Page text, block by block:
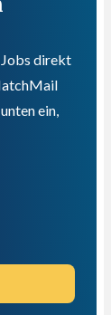
Jobs direkt
ein,